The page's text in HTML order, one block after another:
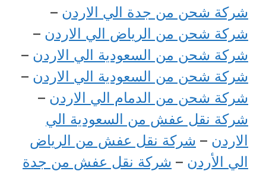
شركة شحن من جدة الي الاردن –
شركة شحن من الرياض الي الاردن –
شركة شحن من السعودية الي الاردن –
شركة شحن من السعودية الي الاردن –
شركة شحن من الدمام الي الاردن –
شركة نقل عفش من السعودية الي
الاردن – شركة نقل عفش من الرياض
الي الأردن – شركة نقل عفش من جدة